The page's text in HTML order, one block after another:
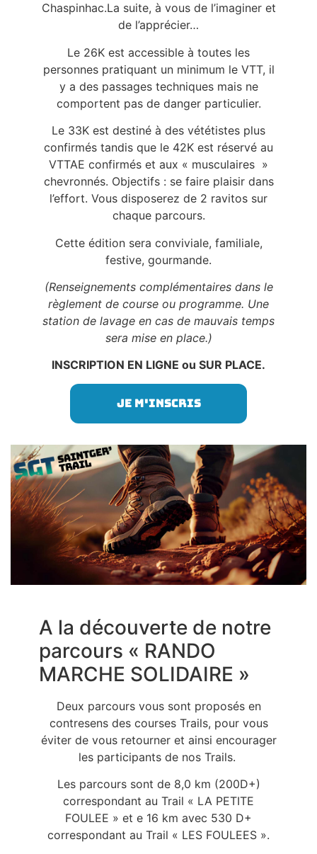
Chaspinhac.La suite, à vous de l’imaginer et
de l’apprécier…
Le 26K est accessible à toutes les
personnes pratiquant un minimum le VTT, il
y a des passages techniques mais ne
comportent pas de danger particulier.
Le 33K est destiné à des vététistes plus
confirmés tandis que le 42K est réservé au
VTTAE confirmés et aux « musculaires »
chevronnés. Objectifs : se faire plaisir dans
l’effort. Vous disposerez de 2 ravitos sur
chaque parcours.
Cette édition sera conviviale, familiale,
festive, gourmande.
(Renseignements complémentaires dans le
règlement de course ou programme. Une
station de lavage en cas de mauvais temps
sera mise en place.)
INSCRIPTION EN LIGNE ou SUR PLACE.
Je m'inscris
A la découverte de notre
parcours « RANDO
MARCHE SOLIDAIRE »
Deux parcours vous sont proposés en
contresens des courses Trails, pour vous
éviter de vous retourner et ainsi encourager
les participants de nos Trails.
Les parcours sont de 8,0 km (200D+)
correspondant au Trail « LA PETITE
FOULEE » et e 16 km avec 530 D+
correspondant au Trail « LES FOULEES ».